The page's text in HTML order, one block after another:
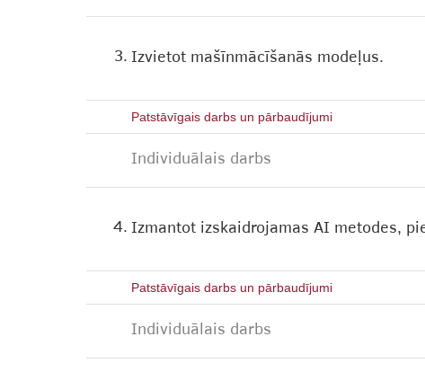
3. Izvietot mašīnmācīšanās modeļus.
Patstāvīgais darbs un pārbaudījumi
Individuālais darbs
4. Izmantot izskaidrojamas AI metodes,
Patstāvīgais darbs un pārbaudījumi
Individuālais darbs